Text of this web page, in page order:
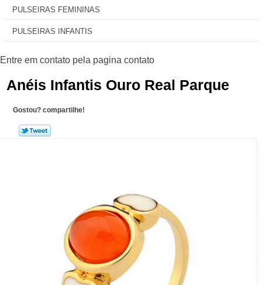
PULSEIRAS FEMININAS
PULSEIRAS INFANTIS
Anéis Infantis Ouro Real Parque
Gostou? compartilhe!